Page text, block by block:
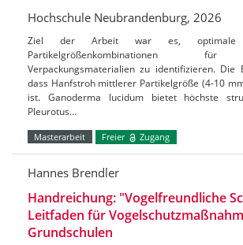
Hochschule Neubrandenburg, 2026
Ziel der Arbeit war es, optimale
Partikelgrößenkombinationen für
Verpackungsmaterialien zu identifizieren. Die
dass Hanfstroh mittlerer Partikelgröße (4-10
ist. Ganoderma lucidum bietet höchste
Pleurotus…
Masterarbeit Freier Zugang
Hannes Brendler
Handreichung: "Vogelfreundliche
Leitfaden für
Grundschulen